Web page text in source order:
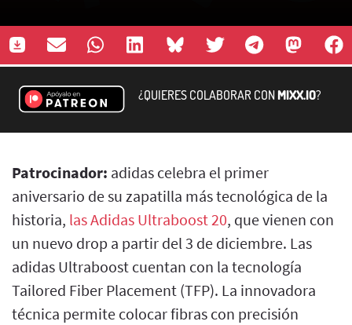
¿QUIERES COLABORAR CONMIXX.IO?
Patrocinador: adidas celebra el primer
aniversario de su zapatilla más tecnológica de la
historia, las Adidas Ultraboost 20, que vienen con
un nuevo drop a partir del 3 de diciembre. Las
adidas Ultraboost cuentan con la tecnología
Tailored Fiber Placement (TFP). La innovadora
técnica permite colocar fibras con precisión